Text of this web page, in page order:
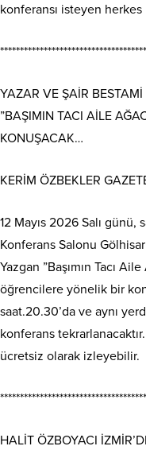
konferansı isteyen
YAZAR VE ŞAİR
”BAŞIMIN TACI AİLE
KONUŞACAK…
KERİM ÖZBEKLER
12 Mayıs 2026 Salı günü,
Konferans Salonu
Yazgan ”Başımın Tacı
öğrencilere yönelik bir
saat.20.30’da ve aynı
konferans
ücretsiz olarak izleyebilir.
HALİT ÖZBOYACI